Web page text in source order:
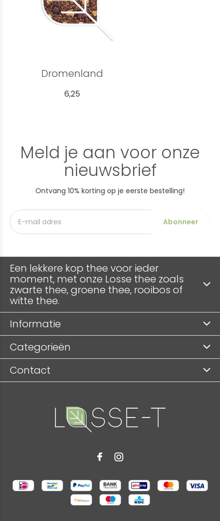
Dromenland
6,25
Meld je aan voor onze
nieuwsbrief
Ontvang 10% korting op je eerste bestelling!
Abonneer
Een lekkere kop thee voor ieder
moment, met onze Losse thee zoals
zwarte thee, groene thee, rooibos of
witte thee.
Informatie
Categorieën
Contact